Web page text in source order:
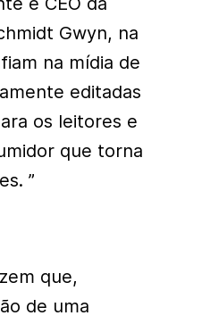
Gwyn, na
na mídia de
editadas
os leitores e
que torna
”
que,
de uma